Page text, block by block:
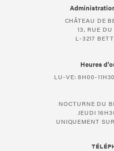
CHÂTEAU DE
13, RUE
L-3217
Heures
LU-VE: 8H00-
NOCTURNE DU
JEUDI
UNIQUEMENT